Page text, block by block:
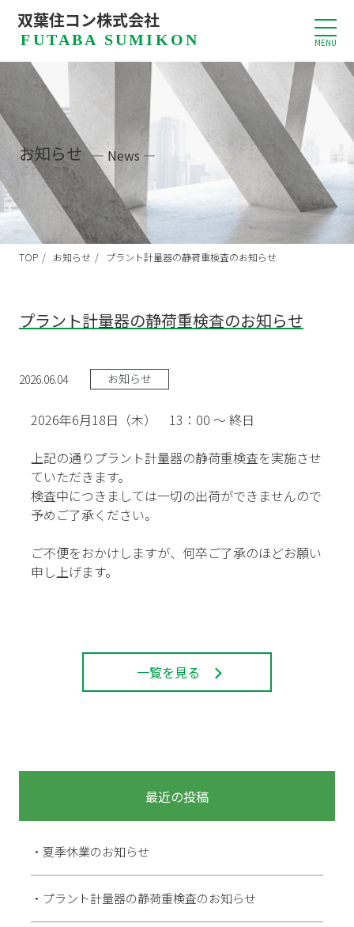
双葉住コン株式会社
FUTABA SUMIKON MENU
0240-25-4121
平日8:00～17:00（土日・祝日休み）
お知らせ — News —
TOP お知らせ プラント計量器の静荷重検査のお知らせ
プラント計量器の静荷重検査のお知らせ
2026.06.04 お知らせ
2026年6月18日（木） 13：00 ～ 終日
上記の通りプラント計量器の静荷重検査を実施させ
ていただきます。
検査中につきましては一切の出荷ができませんので
予めご了承ください。
ご不便をおかけしますが、何卒ご了承のほどお願い
申し上げます。
一覧を見る
最近の投稿
夏季休業のお知らせ
プラント計量器の静荷重検査のお知らせ